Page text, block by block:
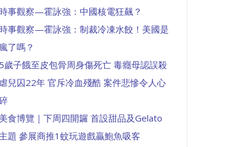
事觀察—霍詠強：中國核電狂飆？
事觀察—霍詠強：制裁冷凍水餃！美國是
了嗎？
5歲子餓至皮包骨周身傷死亡 毒癮母認誤殺
虐兒囚22年 官斥冷血殘酷 案件悲慘令人心
美食博覽｜下周四開鑼 首設甜品及Gelato
主題 參展商推1蚊玩遊戲贏鮑魚吸客